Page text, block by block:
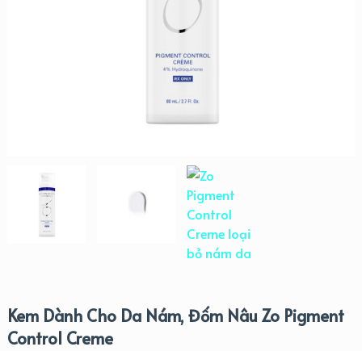
Kem Dành Cho Da Nám, Đốm Nâu Zo Pigment
Control Creme